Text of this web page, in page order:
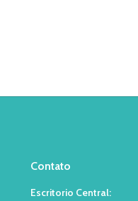
Contato
Escritorio Central: